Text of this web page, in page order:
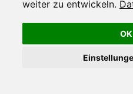
weiter zu entwickeln.
OK